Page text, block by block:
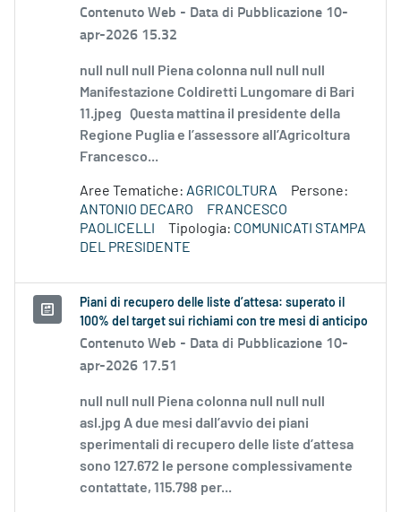
Contenuto Web - Data di Pubblicazione 10-
apr-2026 15.32
null null null Piena colonna null null null
Manifestazione Coldiretti Lungomare di Bari
11.jpeg Questa mattina il presidente della
Regione Puglia e l’assessore all’Agricoltura
Francesco...
Aree Tematiche: AGRICOLTURA
Persone:
ANTONIO DECARO
FRANCESCO
PAOLICELLI
Tipologia: COMUNICATI STAMPA
DEL PRESIDENTE
Piani di recupero delle liste d’attesa: superato il
100% del target sui richiami con tre mesi di anticipo
Contenuto Web - Data di Pubblicazione 10-
apr-2026 17.51
null null null Piena colonna null null null
asl.jpg A due mesi dall’avvio dei piani
sperimentali di recupero delle liste d’attesa
sono 127.672 le persone complessivamente
contattate, 115.798 per...